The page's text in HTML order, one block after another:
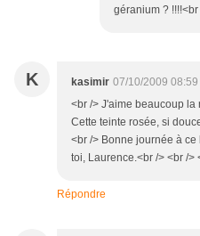
géranium ?
K kasimir 07/10/2009 08:59
<br /> J'aime beaucoup la
Cette teinte rosée, si
<br /> Bonne journée à
toi, Laurence.<br /> <br />
Répondre